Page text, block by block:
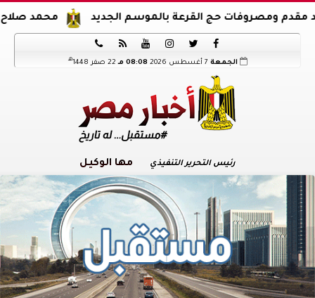
محمد صلاح يوقع عقود حج القرعة بالموسم الجديد






الجمعة 08:08 مـ 22 صفر 1448 هـ
رئيس التحرير التنفيذي مها الوكيل